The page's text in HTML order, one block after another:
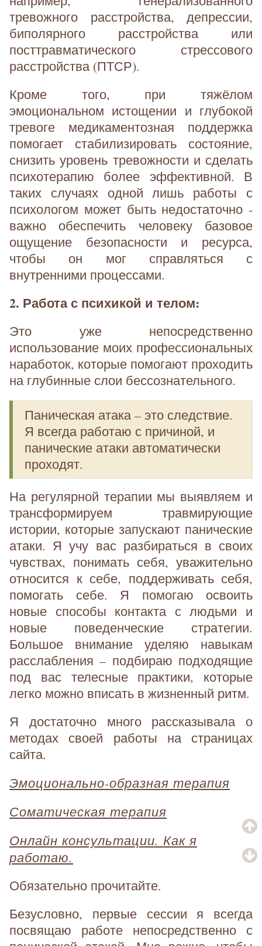
тревожного расстройства, депрессии,
биполярного расстройства или
посттравматического стрессового
расстройства (ПТСР).
Кроме того, при тяжёлом
эмоциональном истощении и глубокой
тревоге медикаментозная поддержка
помогает стабилизировать состояние,
снизить уровень тревожности и сделать
психотерапию более эффективной. В
таких случаях одной лишь работы с
психологом может быть недостаточно -
важно обеспечить человеку базовое
ощущение безопасности и ресурса,
чтобы он мог справляться с
внутренними процессами.
2. Работа с психикой и телом:
Это уже непосредственно
использование моих профессиональных
наработок, которые помогают проходить
на глубинные слои бессознательного.
Паническая атака – это следствие.
Я всегда работаю с причиной, и
панические атаки автоматически
проходят.
На регулярной терапии мы выявляем и
трансформируем травмирующие
истории, которые запускают панические
атаки. Я учу вас разбираться в своих
чувствах, понимать себя, уважительно
относится к себе, поддерживать себя,
помогать себе. Я помогаю освоить
новые способы контакта с людьми и
новые поведенческие стратегии.
Большое внимание уделяю навыкам
расслабления – подбираю подходящие
под вас телесные практики, которые
легко можно вписать в жизненный ритм.
Я достаточно много рассказывала о
методах своей работы на страницах
сайта.
Эмоционально-образная терапия
Соматическая терапия
Онлайн консультации. Как я
работаю.
Обязательно прочитайте.
Безусловно, первые сессии я всегда
посвящаю работе непосредственно с